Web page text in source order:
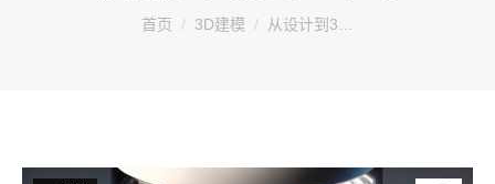
您在这里：
首页 3D建模 从设计到3…